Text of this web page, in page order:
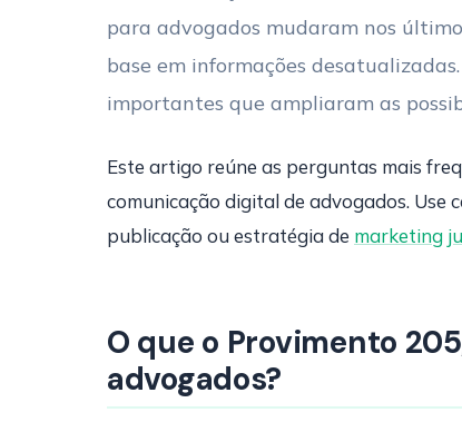
para advogados mudaram nos
base em informações
importantes que ampliaram as
Este artigo reúne as perguntas mais
comunicação digital de advogados. Use
publicação ou estratégia de marketing
O que o Provimento
advogados?